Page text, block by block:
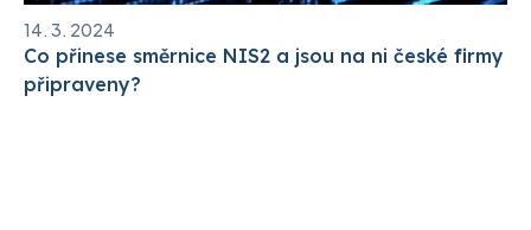
14. 3. 2024
Co přinese směrnice NIS2 a jsou na ni české firmy
připraveny?